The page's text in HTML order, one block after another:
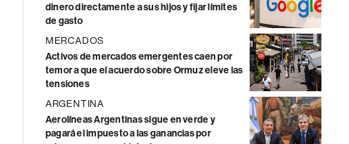
dinero directamente a sus hijos y fijar límites
de gasto
MERCADOS
Activos de mercados emergentes caen por
temor a que el acuerdo sobre Ormuz eleve las
tensiones
ARGENTINA
Aerolíneas Argentinas sigue en verde y
pagará el impuesto a las ganancias por